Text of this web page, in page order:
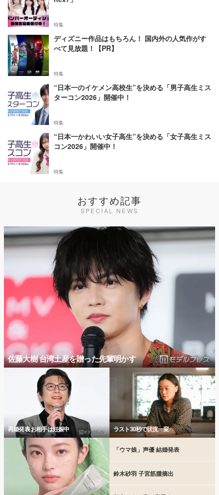
特集
ディズニー作品はもちろん！ 国内外の人気作がす
べて見放題！【PR】
特集
“日本一のイケメン高校生”を決める「男子高生ミス
ターコン2026」開催中！
特集
“日本一かわいい女子高生”を決める「女子高生ミス
コン2026」開催中！
特集
おすすめ記事
SPECIAL NEWS
佐藤大樹 台湾土産を贈った先輩明かす
再婚発表 お相手は妊娠中 ラスト30秒で状況一変
「ウマ娘」声優 結婚発表
鈴木砂羽 子宮筋腫摘出